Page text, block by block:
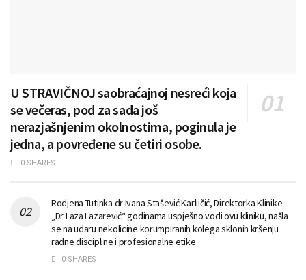
U STRAVIČNOJ saobraćajnoj nesreći koja
se večeras, pod za sada još
nerazjašnjenim okolnostima, poginula je
jedna, a povređene su četiri osobe.
0 SHARES
Rodjena Tutinka dr Ivana Stašević Karliičić, Direktorka Klinike
„Dr Laza Lazarević“ godinama uspješno vodi ovu kliniku, našla
se na udaru nekolicine korumpiranih kolega sklonih kršenju
radne discipline i profesionalne etike
0 SHARES